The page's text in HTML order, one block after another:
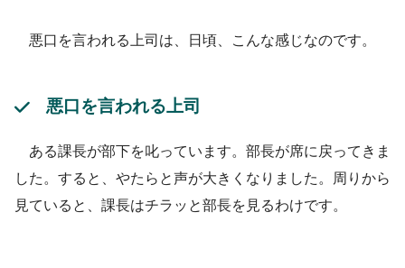
悪口を言われる上司は、日頃、こんな感じなのです。
悪口を言われる上司
ある課長が部下を叱っています。部長が席に戻ってきま
した。すると、やたらと声が大きくなりました。周りから
見ていると、課長はチラッと部長を見るわけです。